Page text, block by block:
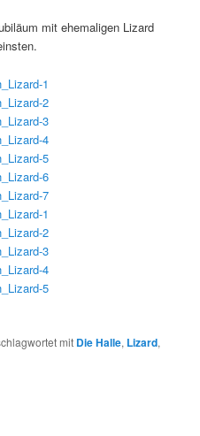
mit ehemaligen Lizard
mit Die Halle, Lizard,